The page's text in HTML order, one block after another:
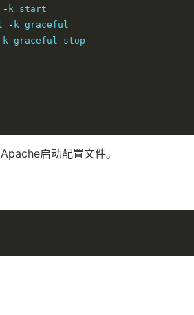
-
-
k graceful -
启动配置文件。